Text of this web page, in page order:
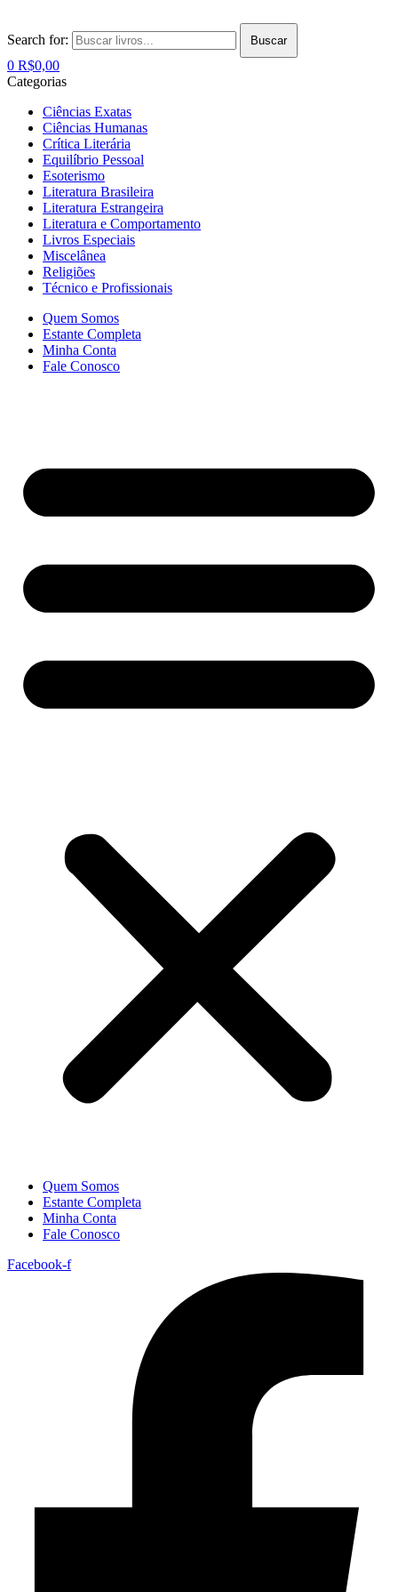
Search for: Buscar
0 R$0,00
Categorias
Ciências Exatas
Ciências Humanas
Crítica Literária
Equilíbrio Pessoal
Esoterismo
Literatura Brasileira
Literatura Estrangeira
Literatura e Comportamento
Livros Especiais
Miscelânea
Religiões
Técnico e Profissionais
Quem Somos
Estante Completa
Minha Conta
Fale Conosco
Quem Somos
Estante Completa
Minha Conta
Fale Conosco
Facebook-f